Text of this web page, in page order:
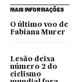
MAIS INFORMAÇÕES
O último voo de
Fabiana Murer
Lesão deixa
número 2 do
ciclismo